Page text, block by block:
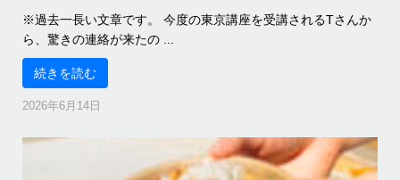
※過去一長い文章です。 今度の東京講座を受講されるTさんか
ら、驚きの連絡が来たの ...
続きを読む
2026年6月14日